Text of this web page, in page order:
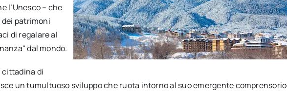
l’Unesco – che
patrimoni
di regalare al
dal mondo.
cittadina di
un tumultuoso sviluppo che ruota intorno al suo emergente comprensorio